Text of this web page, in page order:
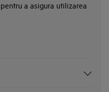
a asigura utilizarea